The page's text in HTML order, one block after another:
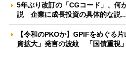
5年ぶり改訂の「CGコード」、何
説 企業に成長投資の具体的な説
【令和のPKOか】GPIFをめぐる
資拡大」発言の波紋 「国債重視